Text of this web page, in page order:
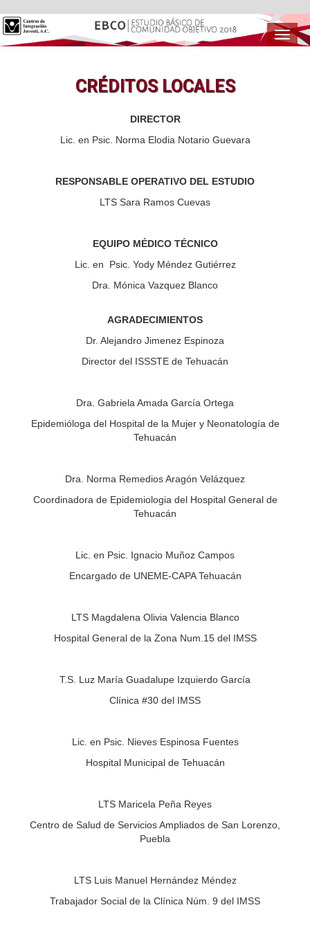
Toggle
CRÉDITOS LOCALES
DIRECTOR
Lic. en Psic. Norma Elodia Notario Guevara
RESPONSABLE OPERATIVO DEL ESTUDIO
LTS Sara Ramos Cuevas
EQUIPO MÉDICO TÉCNICO
Lic. en Psic. Yody Méndez Gutiérrez
Dra. Mónica Vazquez Blanco
AGRADECIMIENTOS
Dr. Alejandro Jimenez Espinoza
Director del ISSSTE de Tehuacán
Dra. Gabriela Amada García Ortega
Epidemióloga del Hospital de la Mujer y Neonatología de
Tehuacán
Dra. Norma Remedios Aragón Velázquez
Coordinadora de Epidemiologia del Hospital General de
Tehuacán
Lic. en Psic. Ignacio Muñoz Campos
Encargado de UNEME-CAPA Tehuacán
LTS Magdalena Olivia Valencia Blanco
Hospital General de la Zona Num.15 del IMSS
T.S. Luz María Guadalupe Izquierdo García
Clínica #30 del IMSS
Lic. en Psic. Nieves Espinosa Fuentes
Hospital Municipal de Tehuacán
LTS Maricela Peña Reyes
Centro de Salud de Servicios Ampliados de San Lorenzo,
Puebla
LTS Luis Manuel Hernández Méndez
Trabajador Social de la Clínica Núm. 9 del IMSS